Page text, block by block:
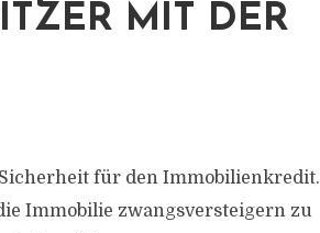
MIT DER
für den Immobilienkredit.
Immobilie zwangsversteigern zu